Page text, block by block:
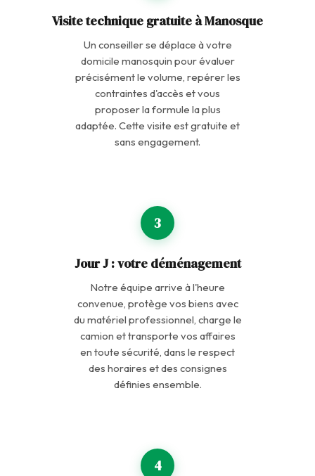
Visite technique gratuite à Manosque
Un conseiller se déplace à votre
domicile manosquin pour évaluer
précisément le volume, repérer les
contraintes d'accès et vous
proposer la formule la plus
adaptée. Cette visite est gratuite et
sans engagement.
3
Jour J : votre déménagement
Notre équipe arrive à l'heure
convenue, protège vos biens avec
du matériel professionnel, charge le
camion et transporte vos affaires
en toute sécurité, dans le respect
des horaires et des consignes
définies ensemble.
4